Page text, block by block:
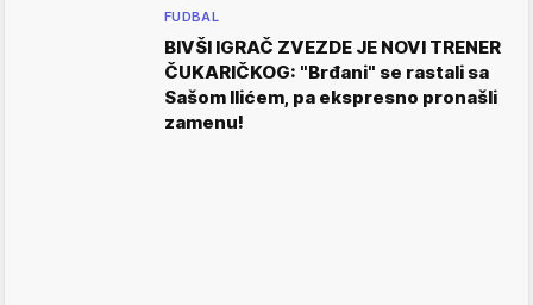
FUDBAL
BIVŠI IGRAČ ZVEZDE JE NOVI TRENER
ČUKARIČKOG: "Brđani" se rastali sa
Sašom Ilićem, pa ekspresno pronašli
zamenu!